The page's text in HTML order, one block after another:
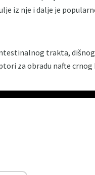
iz nje i dalje je
trakta,
za obradu nafte